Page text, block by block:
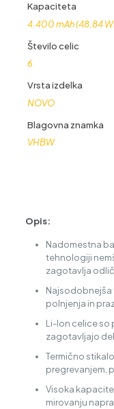
Kapaciteta
4.400 mAh (48,84
Število celic
6
Vrsta izdelka
NOVO
Blagovna znamka
VHBW
Opis:
Nadomestna
tehnologiji
zagotavlja
polnjenja in
Li-Ion celice so
zagotavljajo
Termično
pregrevanjem,
Visoka
mirovanju